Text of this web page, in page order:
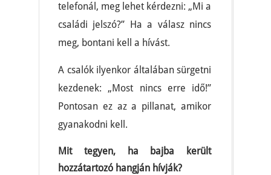
telefonál, meg lehet kérdezni: „Mi a
családi jelszó?” Ha a válasz nincs
meg, bontani kell a hívást.
A csalók ilyenkor általában sürgetni
kezdenek: „Most nincs erre idő!”
Pontosan ez az a pillanat, amikor
gyanakodni kell.
Mit tegyen, ha bajba került
hozzátartozó hangján hívják?